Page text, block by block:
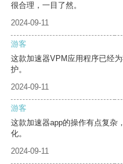
很合理，一目了然。
2024-09-11
游客
这款加速器VPM应用程序已经
护。
2024-09-11
游客
这款加速器app的操作有点复杂
化。
2024-09-11